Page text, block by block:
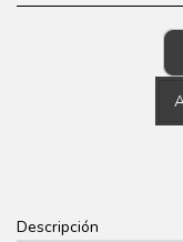
Descripción